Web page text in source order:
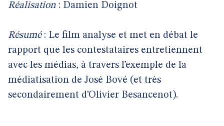
Réalisation : Damien Doignot
Résumé: Le film analyse et met en débat le
rapport que les contestataires entretiennent
avec les médias, à travers l’exemple de la
médiatisation de José Bové (et très
secondairement d’Olivier Besancenot).